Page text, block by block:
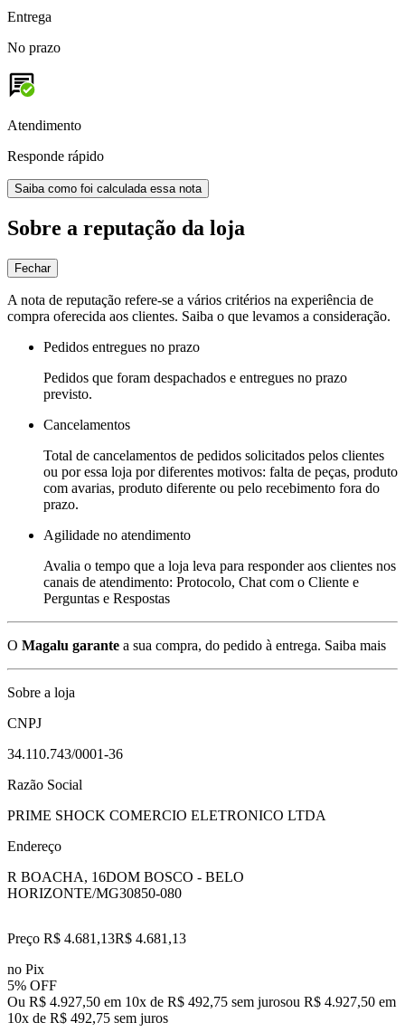
Entrega
No prazo
Atendimento
Responde rápido
Saiba como foi calculada essa nota
Sobre a reputação da loja
Fechar
A nota de reputação refere-se a vários critérios na experiência de
compra oferecida aos clientes. Saiba o que levamos a consideração.
Pedidos entregues no prazo
Pedidos que foram despachados e entregues no prazo
previsto.
Cancelamentos
Total de cancelamentos de pedidos solicitados pelos clientes
ou por essa loja por diferentes motivos: falta de peças, produto
com avarias, produto diferente ou pelo recebimento fora do
prazo.
Agilidade no atendimento
Avalia o tempo que a loja leva para responder aos clientes nos
canais de atendimento: Protocolo, Chat com o Cliente e
Perguntas e Respostas
O Magalu garante a sua compra, do pedido à entrega. Saiba mais
Sobre a loja
CNPJ
34.110.743/0001-36
Razão Social
PRIME SHOCK COMERCIO ELETRONICO LTDA
Endereço
R BOACHA, 16DOM BOSCO - BELO
HORIZONTE/MG30850-080
Preço R$ 4.681,13R$ 4.681 ,13
no Pix
5% OFF
Ou R$ 4.927,50 em 10x de R$ 492,75 sem jurosou R$ 4.927,50 em
10x de R$ 492,75 sem juros